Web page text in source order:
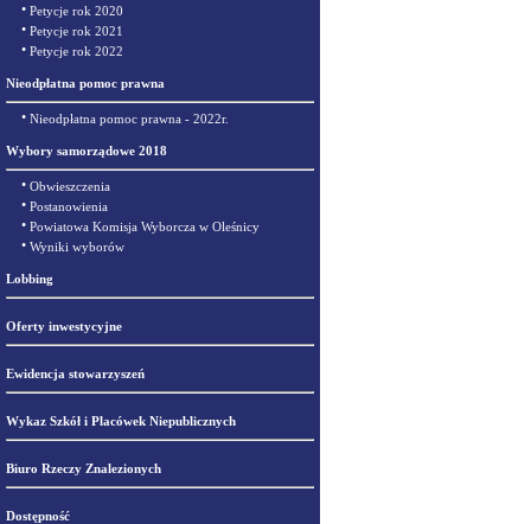
• Petycje rok 2020
• Petycje rok 2021
• Petycje rok 2022
Nieodpłatna pomoc prawna
• Nieodpłatna pomoc prawna - 2022r.
Wybory samorządowe 2018
• Obwieszczenia
• Postanowienia
• Powiatowa Komisja Wyborcza w Oleśnicy
• Wyniki wyborów
Lobbing
Oferty inwestycyjne
Ewidencja stowarzyszeń
Wykaz Szkół i Placówek Niepublicznych
Biuro Rzeczy Znalezionych
Dostępność